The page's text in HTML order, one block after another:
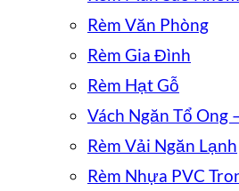
Rèm Văn Phòng
Rèm Gia Đình
Rèm Hạt Gỗ
Vách Ngăn Tổ Ong
Rèm Vải Ngăn Lạnh
Rèm Nhựa PVC